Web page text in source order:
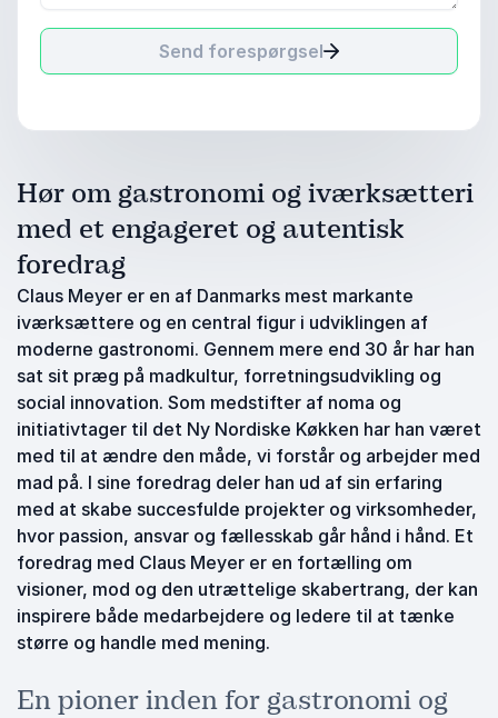
Send forespørgsel
Hør om gastronomi og iværksætteri
med et engageret og autentisk
foredrag
Claus Meyer er en af Danmarks mest markante
iværksættere og en central figur i udviklingen af
moderne gastronomi. Gennem mere end 30 år har han
sat sit præg på madkultur, forretningsudvikling og
social innovation. Som medstifter af noma og
initiativtager til det Ny Nordiske Køkken har han været
med til at ændre den måde, vi forstår og arbejder med
mad på. I sine foredrag deler han ud af sin erfaring
med at skabe succesfulde projekter og virksomheder,
hvor passion, ansvar og fællesskab går hånd i hånd. Et
foredrag med Claus Meyer er en fortælling om
visioner, mod og den utrættelige skabertrang, der kan
inspirere både medarbejdere og ledere til at tænke
større og handle med mening.
En pioner inden for gastronomi og